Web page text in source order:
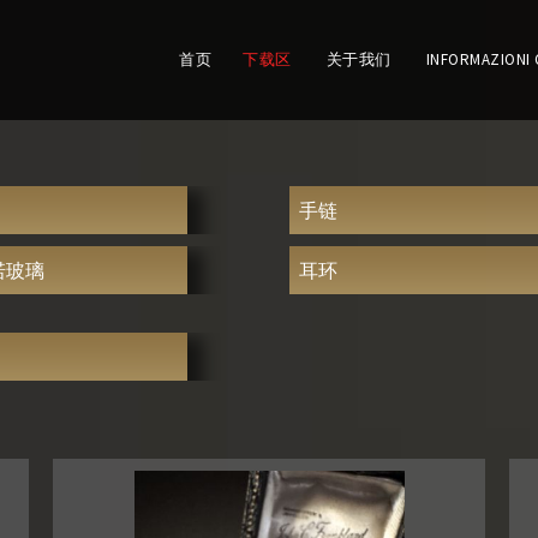
首页 下载区 关于我们 INFORMAZIONI
手链
玻璃 耳环